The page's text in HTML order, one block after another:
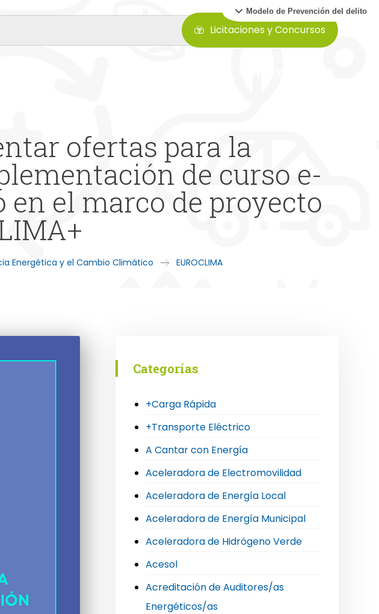
Modelo de Prevención del delito
Licitaciones y Concursos
ofertas para la
de curso e-
el marco de proyecto
Energética y el Cambio Climático EUROCLIMA
Categorías
+Carga Rápida
+Transporte Eléctrico
A Cantar con Energía
Aceleradora de Electromovilidad
Aceleradora de Energía Local
Aceleradora de Energía Municipal
Aceleradora de Hidrógeno Verde
Acesol
Acreditación de Auditores/as
Energéticos/as